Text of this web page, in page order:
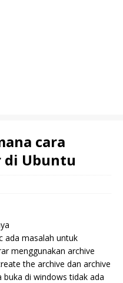
cara
di Ubuntu
ada masalah untuk
menggunakan archive
the archive dan archive
di windows tidak ada